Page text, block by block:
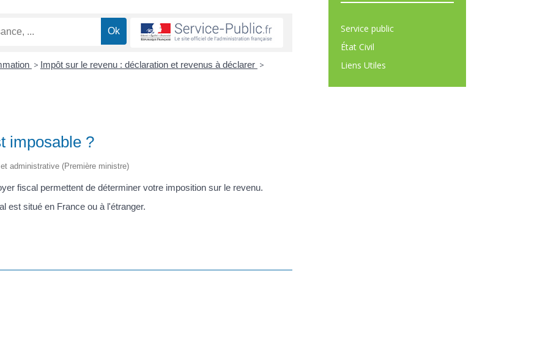
> Impôt sur le revenu : déclaration et revenus à déclarer >
imposable ?
administrative (Première ministre)
fiscal permettent de déterminer votre imposition sur le revenu.
est situé en France ou à l'étranger.
Service public
État Civil
Liens Utiles